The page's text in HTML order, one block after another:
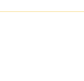
[案